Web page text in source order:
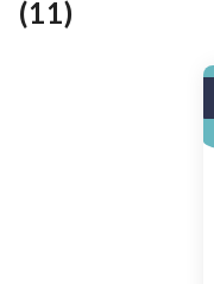
(11)